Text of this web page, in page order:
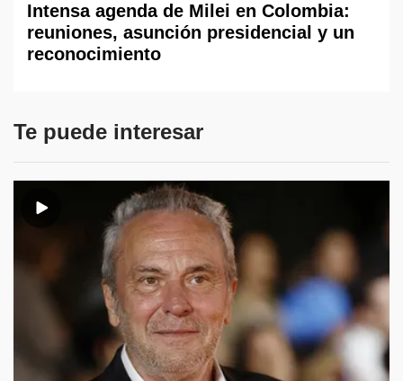
Intensa agenda de Milei en Colombia:
reuniones, asunción presidencial y un
reconocimiento
Te puede interesar